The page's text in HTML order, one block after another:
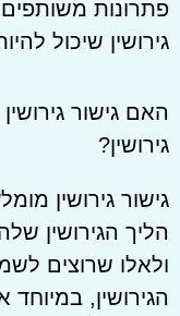
פתרונות
גירושין שיכול
האם גישור
גירושין?
גישור גירושין
הליך הגירושין
ולאלו שרוצים
הגירושין,